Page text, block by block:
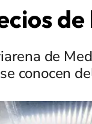
de
conocen